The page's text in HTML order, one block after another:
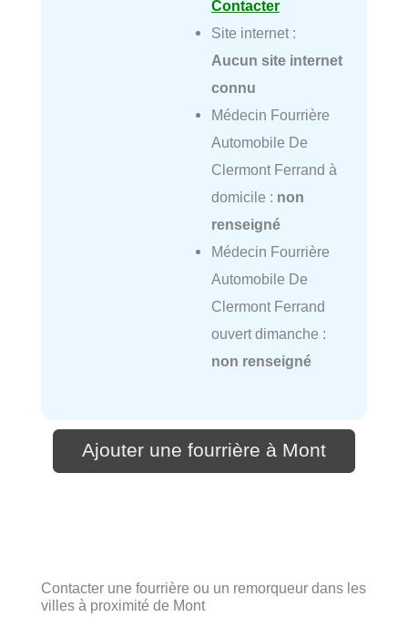
Contacter
Site internet :
Aucun site internet
connu
Médecin Fourrière
Automobile De
Clermont Ferrand à
domicile : non
renseigné
Médecin Fourrière
Automobile De
Clermont Ferrand
ouvert dimanche :
non renseigné
Ajouter une fourrière à Mont
Contacter une fourrière ou un remorqueur dans les
villes à proximité de Mont